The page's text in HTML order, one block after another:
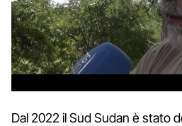
Dal 2022 il Sud Sudan è stato